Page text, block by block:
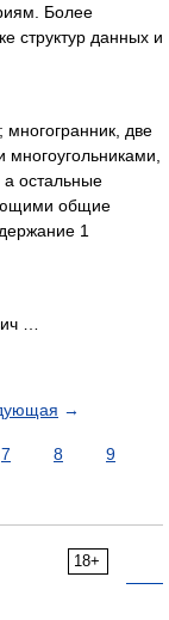
Более
структур данных и
две
многоугольниками,
остальные
общие
1
…
→
7 8
9
18+